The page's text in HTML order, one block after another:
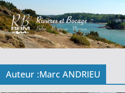
Auteur :Marc ANDRIEU